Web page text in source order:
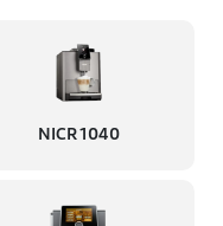
NICR 1040